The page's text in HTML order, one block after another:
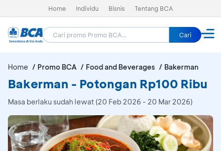
Home Individu Bisnis Tentang BCA
Cari
Home Promo BCA Food and Beverages Bakerman
Bakerman - Potongan Rp100 Ribu
Masa berlaku sudah lewat (20 Feb 2026 - 20 Mar 2026)